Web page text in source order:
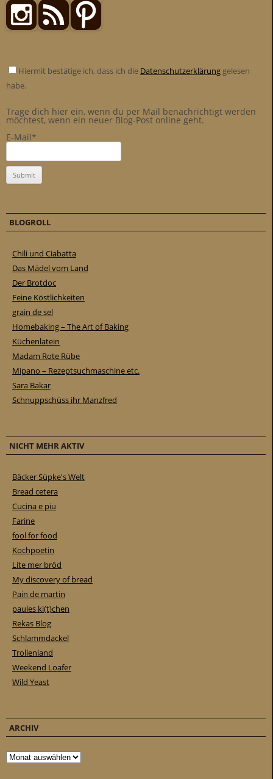
Hiermit bestätige ich, dass ich die Datenschutzerklärung gelesen
habe.
Trage dich hier ein, wenn du per Mail benachrichtigt werden
möchtest, wenn ein neuer Blog-Post online geht.
E-Mail*
BLOGROLL
Chili und Ciabatta
Das Mädel vom Land
Der Brotdoc
Feine Köstlichkeiten
grain de sel
Homebaking – The Art of Baking
Küchenlatein
Madam Rote Rübe
Mipano – Rezeptsuchmaschine etc.
Sara Bakar
Schnuppschüss ihr Manzfred
NICHT MEHR AKTIV
Bäcker Süpke's Welt
Bread cetera
Cucina e piu
Farine
fool for food
Kochpoetin
Lite mer bröd
My discovery of bread
Pain de martin
paules ki(t)chen
Rekas Blog
Schlammdackel
Trollenland
Weekend Loafer
Wild Yeast
ARCHIV
Archiv